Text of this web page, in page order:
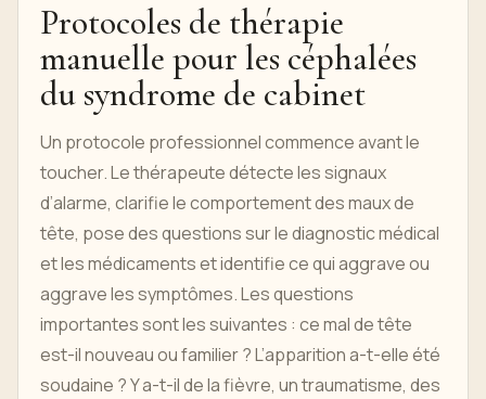
Protocoles de thérapie
manuelle pour les céphalées
du syndrome de cabinet
Un protocole professionnel commence avant le
toucher. Le thérapeute détecte les signaux
d’alarme, clarifie le comportement des maux de
tête, pose des questions sur le diagnostic médical
et les médicaments et identifie ce qui aggrave ou
aggrave les symptômes. Les questions
importantes sont les suivantes : ce mal de tête
est-il nouveau ou familier ? L’apparition a-t-elle été
soudaine ? Y a-t-il de la fièvre, un traumatisme, des